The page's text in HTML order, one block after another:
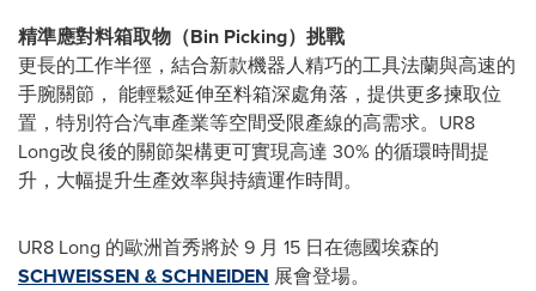
精準應對料箱取物 （Bin Picking） 挑戰
更長的工作半徑，結合新款機器人精巧的工具法蘭與高速的
手腕關節， 能輕鬆延伸至料箱深處角落，提供更多揀取位
置，特別符合汽車產業等空間受限產線的高需求。UR8
Long改良後的關節架構更可實現高達 30% 的循環時間提
升，大幅提升生產效率與持續運作時間。
UR8 Long 的歐洲首秀將於 9 月 15 日在德國埃森的
SCHWEISSEN & SCHNEIDEN 展會登場。